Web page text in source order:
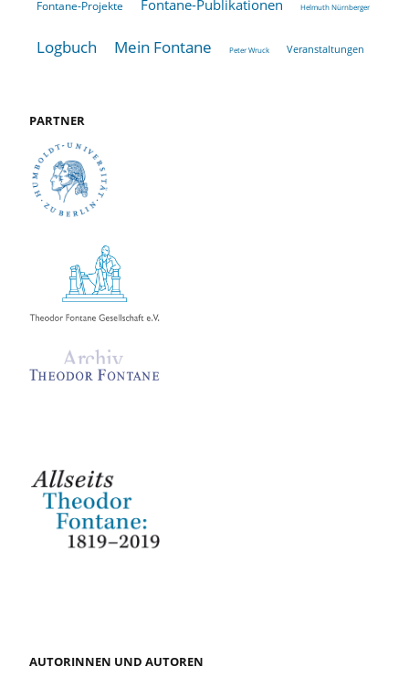
Fontane-Projekte Fontane-Publikationen Helmuth Nürnberger
Logbuch Mein Fontane Peter Wruck Veranstaltungen
PARTNER
AUTORINNEN UND AUTOREN